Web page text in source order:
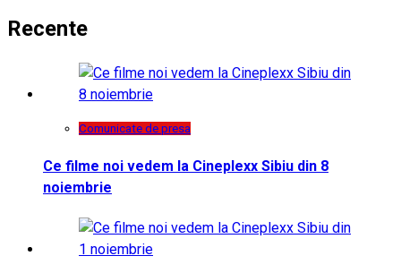
Recente
Comunicate de presa
Ce filme noi vedem la Cineplexx Sibiu din 8
noiembrie